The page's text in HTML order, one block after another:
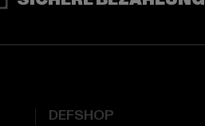
DEFSHOP